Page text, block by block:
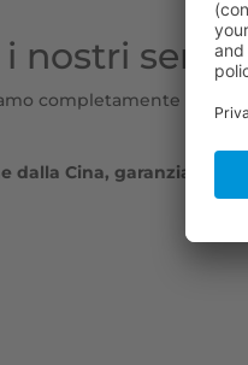
nostri
completamente il
dalla Cina, garanzia di